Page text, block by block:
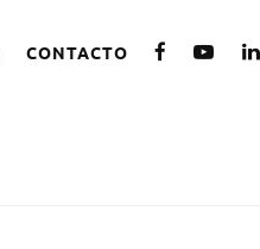
CONTACTO